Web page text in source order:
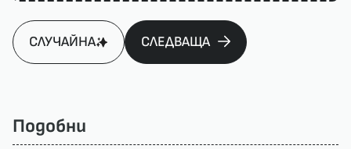
СЛУЧАЙНА СЛЕДВАЩА
Подобни